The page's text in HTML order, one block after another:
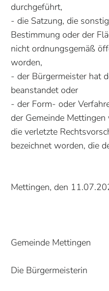
durchgeführt,
- die Satzung, die
Bestimmung oder der
nicht ordnungsgemäß
worden,
- der Bürgermeister hat
beanstandet oder
- der Form- oder
der Gemeinde
die verletzte
bezeichnet worden, die
Mettingen, den
Gemeinde Mettingen
Die Bürgermeisterin